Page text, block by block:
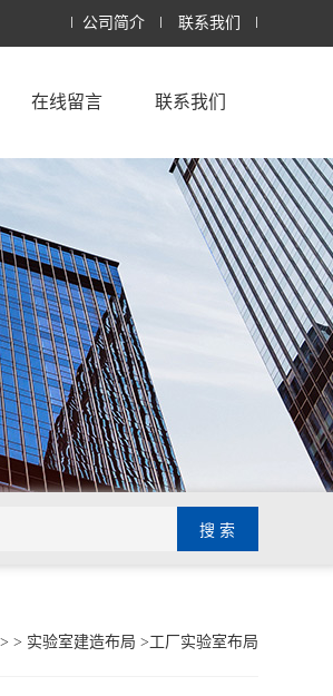
公司简介 联系我们
在线留言 联系我们
> 实验室建造布局 >工厂实验室布局